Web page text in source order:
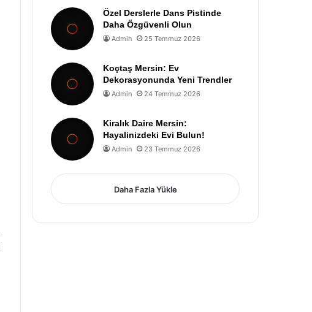
Özel Derslerle Dans Pistinde
Daha Özgüvenli Olun
Admin 25 Temmuz 2026
Koçtaş Mersin: Ev
Dekorasyonunda Yeni Trendler
Admin 24 Temmuz 2026
Kiralık Daire Mersin:
Hayalinizdeki Evi Bulun!
Admin 23 Temmuz 2026
Daha Fazla Yükle